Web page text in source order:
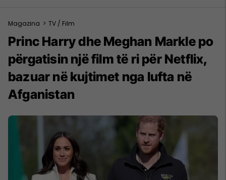
Magazina > TV / Film
Princ Harry dhe Meghan Markle po
përgatisin një film të ri për Netflix,
bazuar në kujtimet nga lufta në
Afganistan